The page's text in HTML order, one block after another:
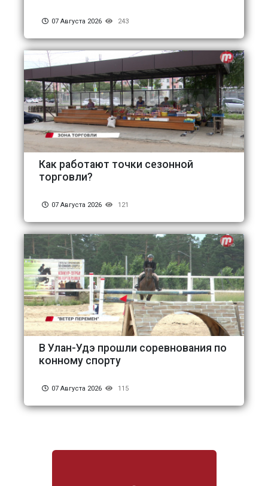
07 Августа 2026 243
Как работают точки сезонной
торговли?
07 Августа 2026 121
В Улан-Удэ прошли соревнования по
конному спорту
07 Августа 2026 115